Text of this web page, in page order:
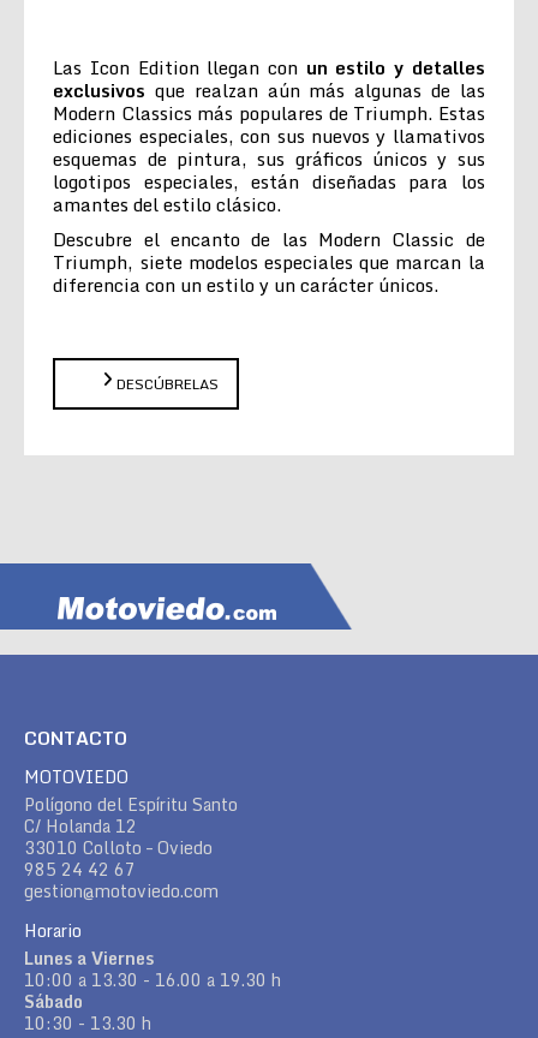
Las Icon Edition llegan con un estilo y detalles
exclusivos que realzan aún más algunas de las
Modern Classics más populares de Triumph. Estas
ediciones especiales, con sus nuevos y llamativos
esquemas de pintura, sus gráficos únicos y sus
logotipos especiales, están diseñadas para los
amantes del estilo clásico.
Descubre el encanto de las Modern Classic de
Triumph, siete modelos especiales que marcan la
diferencia con un estilo y un carácter únicos.
DESCÚBRELAS
CONTACTO
MOTOVIEDO
Polígono del Espíritu Santo
C/ Holanda 12
33010 Colloto – Oviedo
985 24 42 67
gestion@motoviedo.com
Horario
Lunes a Viernes
10:00 a 13.30 - 16.00 a 19.30 h
Sábado
10:30 - 13.30 h